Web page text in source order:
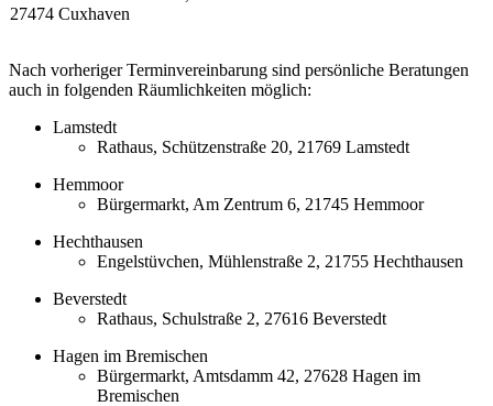
27474 Cuxhaven
Nach vorheriger Terminvereinbarung sind persönliche Beratungen
auch in folgenden Räumlichkeiten möglich:
Lamstedt
Rathaus, Schützenstraße 20, 21769 Lamstedt
Hemmoor
Bürgermarkt, Am Zentrum 6, 21745 Hemmoor
Hechthausen
Engelstüvchen, Mühlenstraße 2, 21755 Hechthausen
Beverstedt
Rathaus, Schulstraße 2, 27616 Beverstedt
Hagen im Bremischen
Bürgermarkt, Amtsdamm 42, 27628 Hagen im
Bremischen